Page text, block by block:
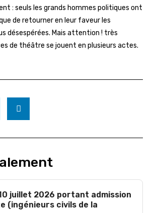
: seuls les grands hommes politiques ont
de retourner en leur faveur les
désespérées. Mais attention ! très
de théâtre se jouent en plusieurs actes.
juillet 2026 portant admission
(ingénieurs civils de la